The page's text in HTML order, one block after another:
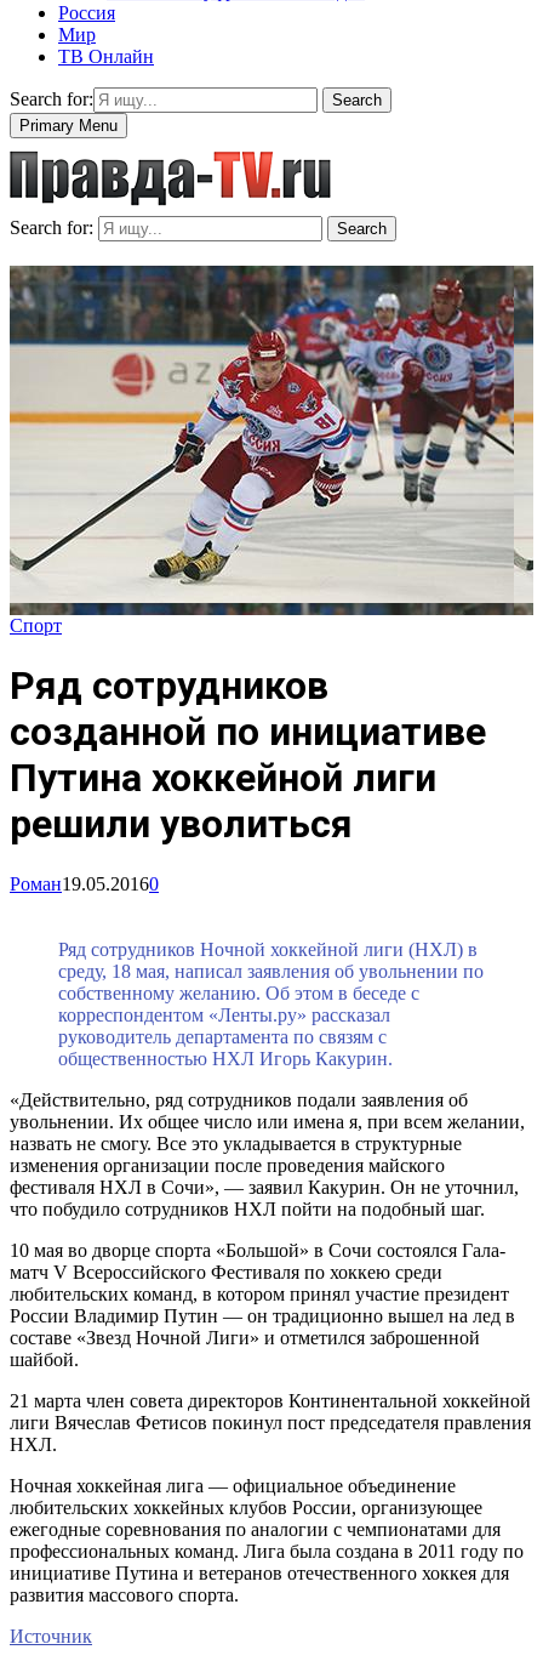
Россия
Мир
ТВ Онлайн
Search for:
Search
Primary Menu
Search for: Search
Спорт
Ряд сотрудников
созданной по инициативе
Путина хоккейной лиги
решили уволиться
Роман19.05.20160
Ряд сотрудников Ночной хоккейной лиги (НХЛ) в
среду, 18 мая, написал заявления об увольнении по
собственному желанию. Об этом в беседе с
корреспондентом «Ленты.ру» рассказал
руководитель департамента по связям с
общественностью НХЛ Игорь Какурин.
«Действительно, ряд сотрудников подали заявления об
увольнении. Их общее число или имена я, при всем желании,
назвать не смогу. Все это укладывается в структурные
изменения организации после проведения майского
фестиваля НХЛ в Сочи», — заявил Какурин. Он не уточнил,
что побудило сотрудников НХЛ пойти на подобный шаг.
10 мая во дворце спорта «Большой» в Сочи состоялся Гала-
матч V Всероссийского Фестиваля по хоккею среди
любительских команд, в котором принял участие президент
России Владимир Путин — он традиционно вышел на лед в
составе «Звезд Ночной Лиги» и отметился заброшенной
шайбой.
21 марта член совета директоров Континентальной хоккейной
лиги Вячеслав Фетисов покинул пост председателя правления
НХЛ.
Ночная хоккейная лига — официальное объединение
любительских хоккейных клубов России, организующее
ежегодные соревнования по аналогии с чемпионатами для
профессиональных команд. Лига была создана в 2011 году по
инициативе Путина и ветеранов отечественного хоккея для
развития массового спорта.
Источник